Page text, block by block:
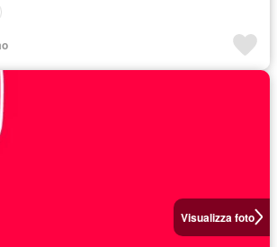
Visualizza foto